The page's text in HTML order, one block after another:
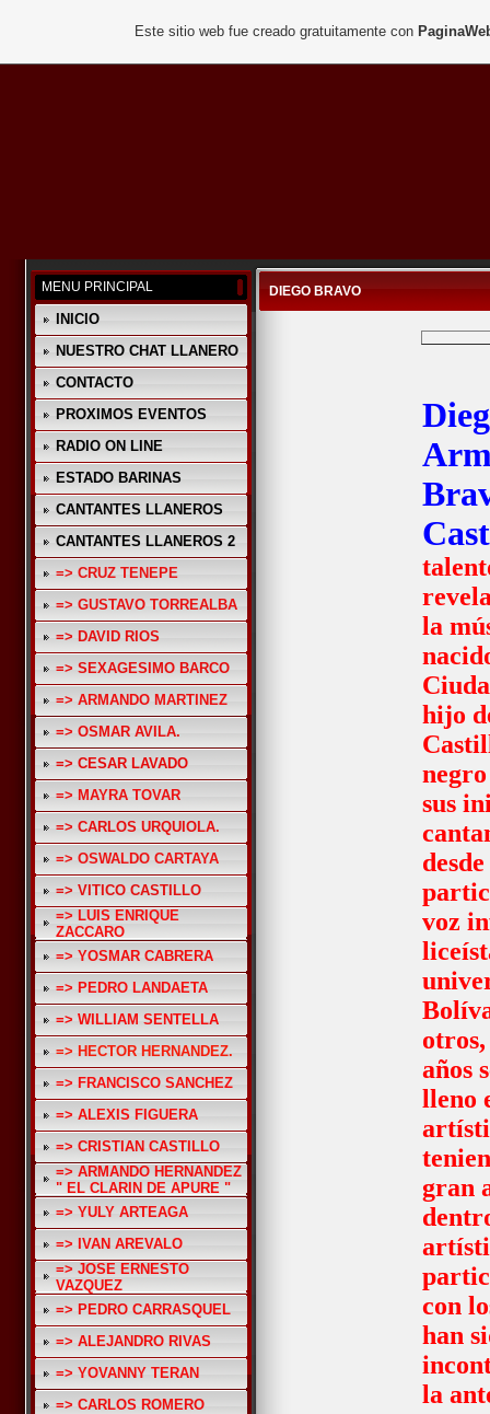
MENU PRINCIPAL
INICIO
NUESTRO CHAT LLANERO
CONTACTO
PROXIMOS EVENTOS
RADIO ON LINE
ESTADO BARINAS
CANTANTES LLANEROS
CANTANTES LLANEROS 2
=> CRUZ TENEPE
=> GUSTAVO TORREALBA
=> DAVID RIOS
=> SEXAGESIMO BARCO
=> ARMANDO MARTINEZ
=> OSMAR AVILA.
=> CESAR LAVADO
=> MAYRA TOVAR
=> CARLOS URQUIOLA.
=> OSWALDO CARTAYA
=> VITICO CASTILLO
=> LUIS ENRIQUE
ZACCARO
=> YOSMAR CABRERA
=> PEDRO LANDAETA
=> WILLIAM SENTELLA
=> HECTOR HERNANDEZ.
=> FRANCISCO SANCHEZ
=> ALEXIS FIGUERA
=> CRISTIAN CASTILLO
=> ARMANDO HERNANDEZ
" EL CLARIN DE APURE "
=> YULY ARTEAGA
=> IVAN AREVALO
=> JOSE ERNESTO
VAZQUEZ
=> PEDRO CARRASQUEL
=> ALEJANDRO RIVAS
=> YOVANNY TERAN
=> CARLOS ROMERO
DIEGO BRAVO
la
hijo
sus
voz
años
lleno
gran
con
han
la
Este sitio web fue creado gratuitamente con